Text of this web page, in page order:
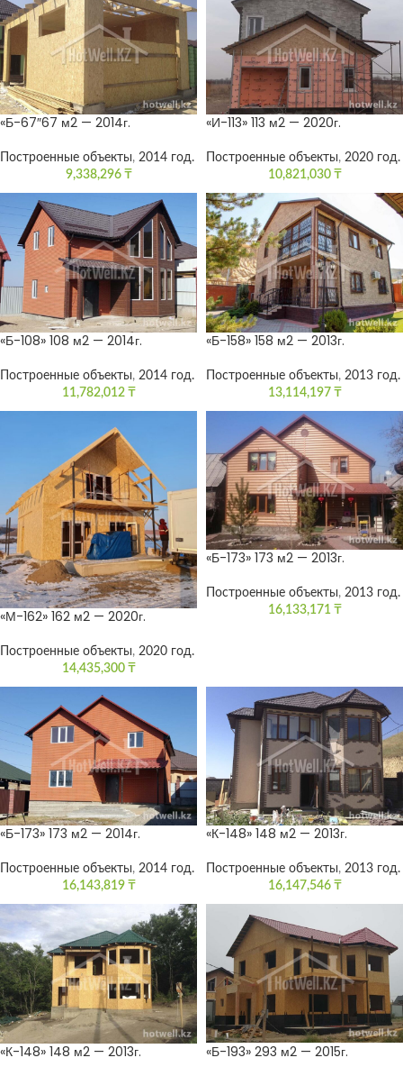
«Б-67″67 м2 — 2014г.
Построенные объекты, 2014 год.
9,338,296 ₸
«И-113» 113 м2 — 2020г.
Построенные объекты, 2020 год.
10,821,030 ₸
«Б-108» 108 м2 — 2014г.
Построенные объекты, 2014 год.
11,782,012 ₸
«Б-158» 158 м2 — 2013г.
Построенные объекты, 2013 год.
13,114,197 ₸
«М-162» 162 м2 — 2020г.
Построенные объекты, 2020 год.
14,435,300 ₸
«Б-173» 173 м2 — 2013г.
Построенные объекты, 2013 год.
16,133,171 ₸
«Б-173» 173 м2 — 2014г.
Построенные объекты, 2014 год.
16,143,819 ₸
«К-148» 148 м2 — 2013г.
Построенные объекты, 2013 год.
16,147,546 ₸
«К-148» 148 м2 — 2013г. «Б-193» 293 м2 — 2015г.